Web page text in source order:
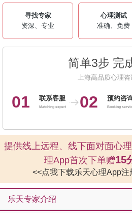
寻找专家
资深、专业
心理测试
准确、免费
简单3步 完
上海高品质心理
01 联系客服
Matching expert 02 预约咨
Booking
提供线上远程、线下面对面心
理App首次下单赠15
<<点我下载乐天心理App
乐天专家介绍